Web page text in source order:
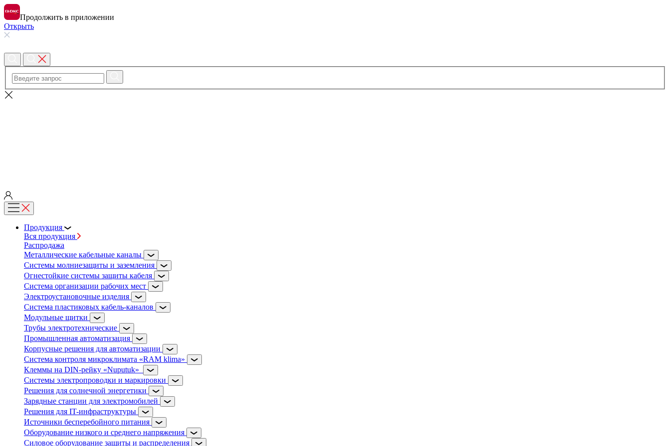
Продолжить в приложении
Открыть
Продукция
Вся продукция
Распродажа
Металлические кабельные каналы
Системы молниезащиты и заземления
Огнестойкие системы защиты кабеля
Система организации рабочих мест
Электроустановочные изделия
Система пластиковых кабель-каналов
Модульные щитки
Трубы электротехнические
Промышленная автоматизация
Корпусные решения для автоматизации
Система контроля микроклимата «RAM klima»
Клеммы на DIN-рейку «Nuputuk»
Системы электропроводки и маркировки
Решения для солнечной энергетики
Зарядные станции для электромобилей
Решения для IT-инфраструктуры
Источники бесперебойного питания
Оборудование низкого и среднего напряжения
Силовое оборудование защиты и распределения